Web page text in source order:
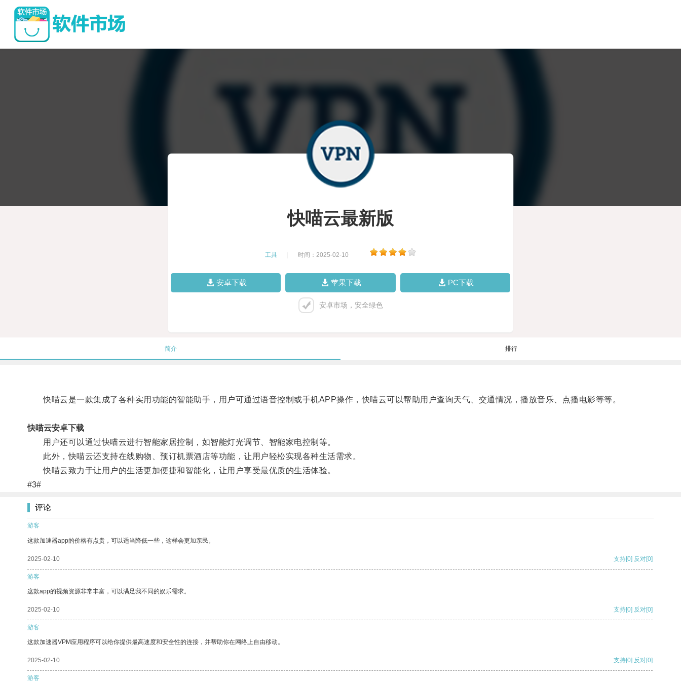
快喵云最新版
工具 时间：2025-02-10
安卓下载 苹果下载 PC下载
安卓市场，安全绿色
简介 排行
快喵云是一款集成了各种实用功能的智能助手，用户可通过语音控制或手机APP操作，快喵云可以帮助用户查询天气、交通情况，播放音乐、点播电影等等。
快喵云安卓下载
用户还可以通过快喵云进行智能家居控制，如智能灯光调节、智能家电控制等。
此外，快喵云还支持在线购物、预订机票酒店等功能，让用户轻松实现各种生活需求。
快喵云致力于让用户的生活更加便捷和智能化，让用户享受最优质的生活体验。
#3#
评论
游客
这款加速器app的价格有点贵，可以适当降低一些，这样会更加亲民。
2025-02-10 支持[0] 反对[0]
游客
这款app的视频资源非常丰富，可以满足我不同的娱乐需求。
2025-02-10 支持[0] 反对[0]
游客
这款加速器VPM应用程序可以给你提供最高速度和安全性的连接，并帮助你在网络上自由移动。
2025-02-10 支持[0] 反对[0]
游客